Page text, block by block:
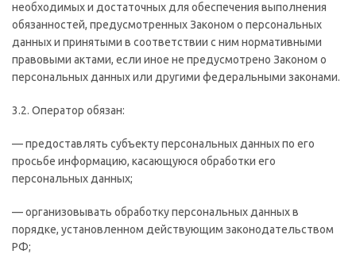
необходимых и достаточных для обеспечения выполнения
обязанностей, предусмотренных Законом о персональных
данных и принятыми в соответствии с ним нормативными
правовыми актами, если иное не предусмотрено Законом о
персональных данных или другими федеральными законами.
3.2. Оператор обязан:
— предоставлять субъекту персональных данных по его
просьбе информацию, касающуюся обработки его
персональных данных;
— организовывать обработку персональных данных в
порядке, установленном действующим законодательством
РФ;